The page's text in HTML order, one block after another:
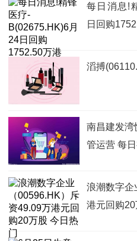
每日消息!
日回购
滔搏
南昌建发湾
管运营 每
浪潮数字企
港元回购